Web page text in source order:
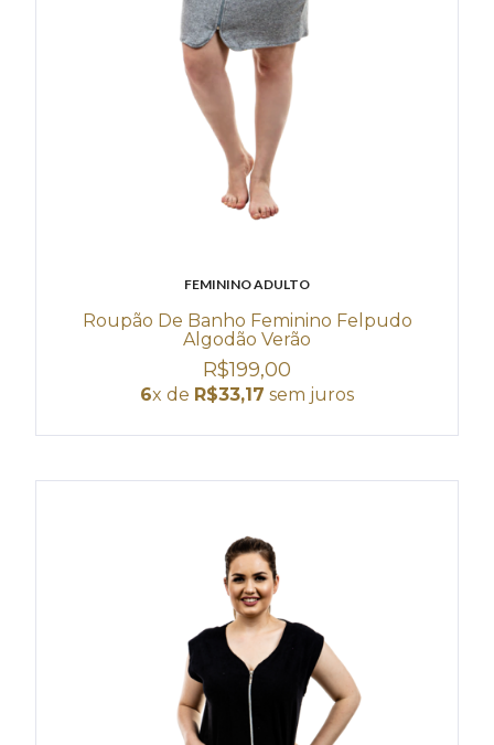
FEMININO ADULTO
Roupão De Banho Feminino Felpudo
Algodão Verão
R$199,00
6x de R$33,17 sem juros